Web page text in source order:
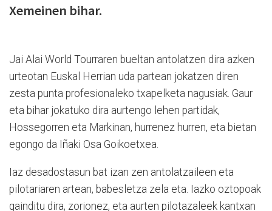
Xemeinen bihar.
Jai Alai World Tourraren bueltan antolatzen dira azken
urteotan Euskal Herrian uda partean jokatzen diren
zesta punta profesionaleko txapelketa nagusiak. Gaur
eta bihar jokatuko dira aurtengo lehen partidak,
Hossegorren eta Markinan, hurrenez hurren, eta bietan
egongo da Iñaki Osa Goikoetxea.
Iaz desadostasun bat izan zen antolatzaileen eta
pilotariaren artean, babesletza zela eta. Iazko oztopoak
gainditu dira, zorionez, eta aurten pilotazaleek kantxan